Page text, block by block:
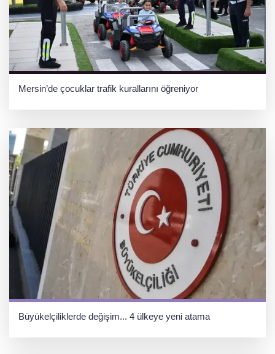
Mersin’de çocuklar trafik kurallarını öğreniyor
Büyükelçiliklerde değişim... 4 ülkeye yeni atama